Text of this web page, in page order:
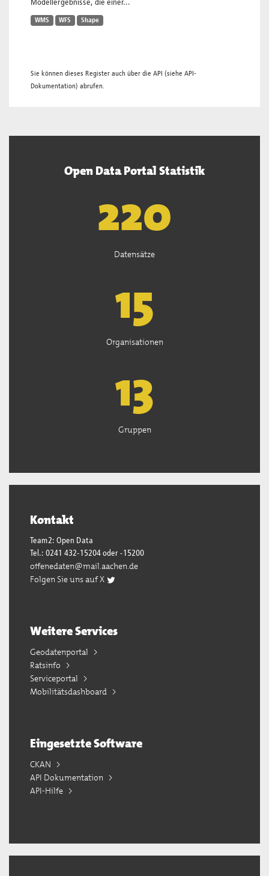
Modellergebnisse, die einer...
WMS WFS Shape
Sie können dieses Register auch über die API (siehe API-
Dokumentation) abrufen.
Open Data Portal Statistik
222
Datensätze
15
Organisationen
13
Gruppen
Kontakt
Team2: Open Data
Tel.: 0241 432-15204 oder -15200
offenedaten@mail.aachen.de
Folgen Sie uns auf X
Weitere Services
Geodatenportal
Ratsinfo
Serviceportal
Mobilitätsdashboard
Eingesetzte Software
CKAN
API Dokumentation
API-Hilfe